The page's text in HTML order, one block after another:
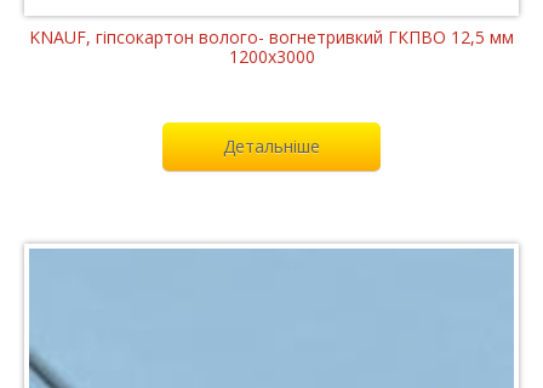
KNAUF, гіпсокартон волого- вогнетривкий ГКПВО 12,5 мм
1200x3000
Детальніше